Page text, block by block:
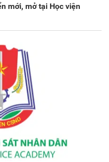
mới, mở tại Học viện